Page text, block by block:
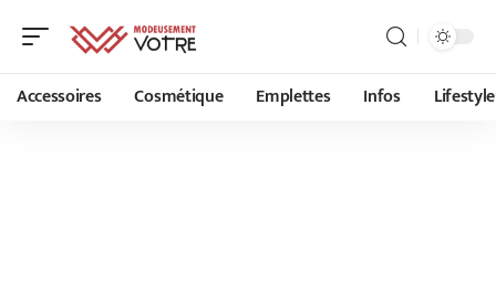
Accessoires Cosmétique Emplettes Infos Lifestyle